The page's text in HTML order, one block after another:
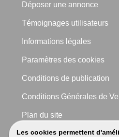
Les cookies permettent
Déposer une annonce
Témoignages utilisateurs
Informations légales
Paramètres des cookies
Conditions de publication
Conditions Générales de
Plan du site